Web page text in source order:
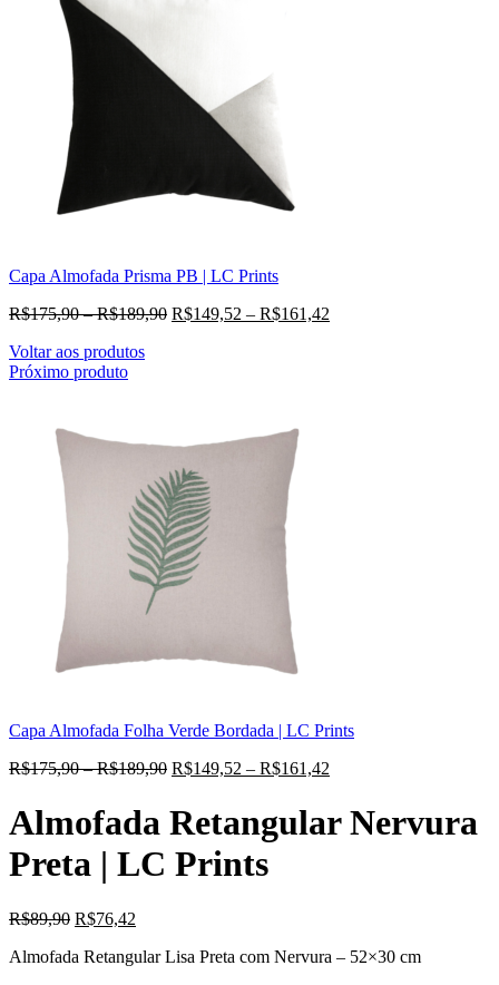
Capa Almofada Prisma PB | LC Prints
R$175,90–R$189,90 R$149,52 – R$161,42
Voltar aos produtos
Próximo produto
Capa Almofada Folha Verde Bordada | LC Prints
R$175,90–R$189,90 R$149,52 – R$161,42
Almofada Retangular Nervura
Preta | LC Prints
R$89,90 R$76,42
Almofada Retangular Lisa Preta com Nervura – 52×30 cm